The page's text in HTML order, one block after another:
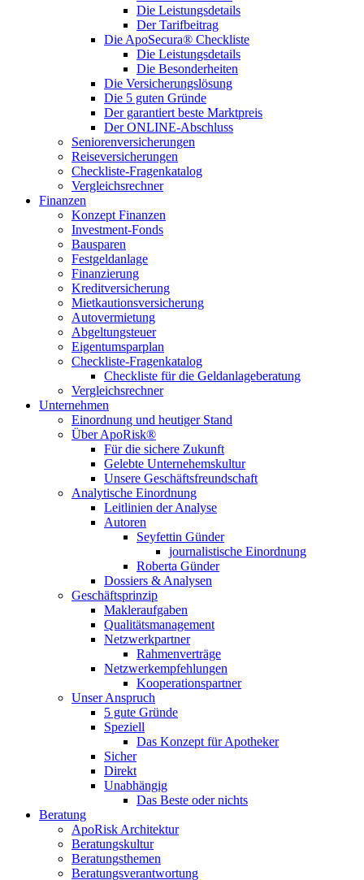
Die Leistungsdetails
Der Tarifbeitrag
Die ApoSecura® Checkliste
Die Leistungsdetails
Die Besonderheiten
Die Versicherungslösung
Die 5 guten Gründe
Der garantiert beste Marktpreis
Der ONLINE-Abschluss
Seniorenversicherungen
Reiseversicherungen
Checkliste-Fragenkatalog
Vergleichsrechner
Finanzen
Konzept Finanzen
Investment-Fonds
Bausparen
Festgeldanlage
Finanzierung
Kreditversicherung
Mietkautionsversicherung
Autovermietung
Abgeltungsteuer
Eigentumsparplan
Checkliste-Fragenkatalog
Checkliste für die Geldanlageberatung
Vergleichsrechner
Unternehmen
Einordnung und heutiger Stand
Über ApoRisk®
Für die sichere Zukunft
Gelebte Unternehemskultur
Unsere Geschäftsfreundschaft
Analytische Einordnung
Leitlinien der Analyse
Autoren
Seyfettin Günder
journalistische Einordnung
Roberta Günder
Dossiers & Analysen
Geschäftsprinzip
Makleraufgaben
Qualitätsmanagement
Netzwerkpartner
Rahmenverträge
Netzwerkempfehlungen
Kooperationspartner
Unser Anspruch
5 gute Gründe
Speziell
Das Konzept für Apotheker
Sicher
Direkt
Unabhängig
Das Beste oder nichts
Beratung
ApoRisk Architektur
Beratungskultur
Beratungsthemen
Beratungsverantwortung